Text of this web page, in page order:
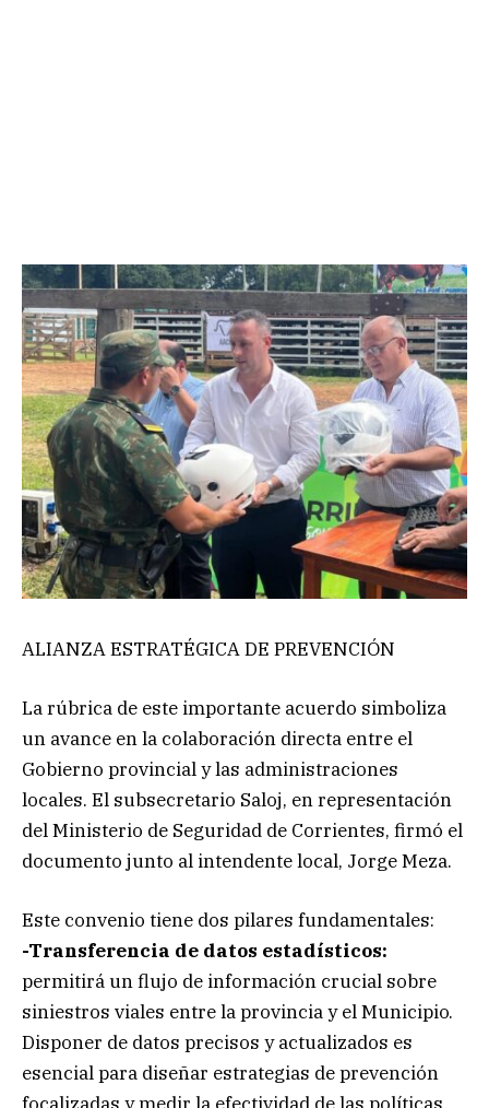
ALIANZA ESTRATÉGICA DE PREVENCIÓN
La rúbrica de este importante acuerdo simboliza
un avance en la colaboración directa entre el
Gobierno provincial y las administraciones
locales. El subsecretario Saloj, en representación
del Ministerio de Seguridad de Corrientes, firmó el
documento junto al intendente local, Jorge Meza.
Este convenio tiene dos pilares fundamentales:
-Transferencia de datos estadísticos:
permitirá un flujo de información crucial sobre
siniestros viales entre la provincia y el Municipio.
Disponer de datos precisos y actualizados es
esencial para diseñar estrategias de prevención